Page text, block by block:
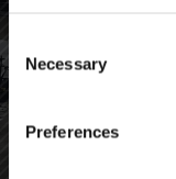
Consent
Selection
Necessary
Preferences